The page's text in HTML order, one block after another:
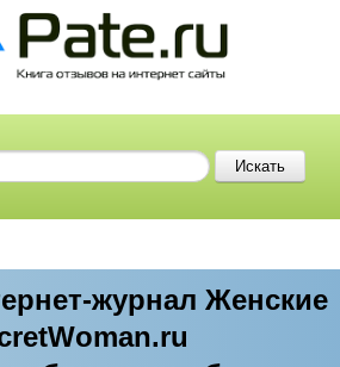
журнал Женские